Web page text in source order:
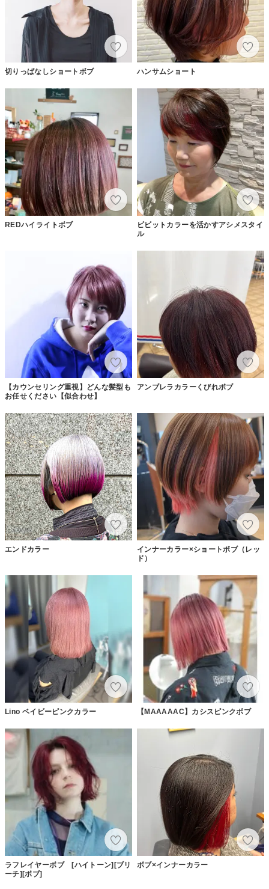
切りっぱなしショートボブ ハンサムショート
REDハイライトボブ
ビビットカラーを活かすアシメスタイ
ル
【カウンセリング重視】どんな髪型も
お任せください【似合わせ】
アンブレラカラーくびれボブ
エンドカラー
インナーカラー×ショートボブ（レッ
ド）
Lino ベイビーピンクカラー 【MAAAAAC】カシスピンクボブ
ラフレイヤーボブ [ハイトーン][ブリ
ーチ][ボブ]
ボブ×インナーカラー